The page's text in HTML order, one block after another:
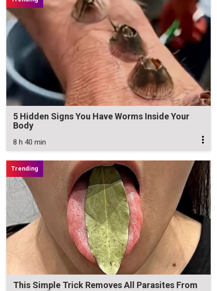
5 Hidden Signs You Have Worms Inside Your
Body
8 h 40 min
This Simple Trick Removes All Parasites From